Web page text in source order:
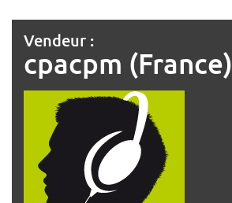
Vendeur :
cpacpm (France)